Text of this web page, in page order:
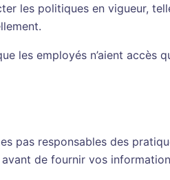
les politiques en vigueur,
les employés n’aient accès
pas responsables des
de fournir vos